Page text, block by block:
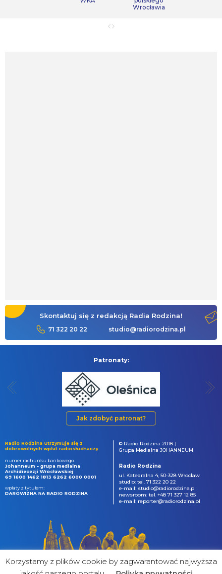
Wrocławia
Skontaktuj się z redakcją Radia Rodzina!
71 322 20 22 studio@radiorodzina.pl
Patronaty:
Jak zdobyć patronat?
Radio Rodzina utrzymuje się z
dobrowolnych wpłat radiosłuchaczy.
numer rachunku bankowego:
Johanneum - grupa medialna
Archidiecezji Wrocławskiej
69 1600 1462 1813 6262 6000 0001
wpłaty z tytułem:
DAROWIZNA NA RADIO RODZINA
© Radio Rodzina 2018 |
Grupa Medialna JOHANNEUM
Radio Rodzina
ul. Katedralna 4, 50-328 Wrocław
studio: tel. 71 322 20 22
e-mail: studio@radiorodzina.pl
newsroom: tel. +48 71 327 12 85
e-mail: reporter@radiorodzina.pl
Korzystamy z plików cookie by zagwarantować najwyższa